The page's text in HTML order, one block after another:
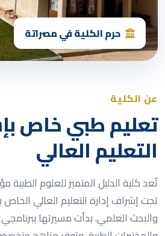
حرم الكلية في مصراتة
عن الكلية
تعليم طبي خاص
التعليم العالي
تُعد كلية الدليل المتميز للعلوم
تحت إشراف إدارة التعليم العالي الخاص
والبحث العلمي. بدأت مسيرتها ببرنامجي